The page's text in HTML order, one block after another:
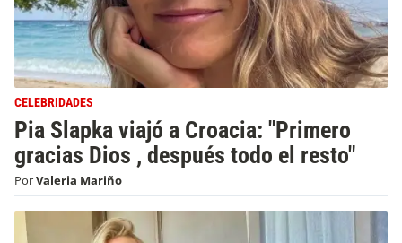
CELEBRIDADES
Pia Slapka viajó a Croacia: "Primero
gracias Dios , después todo el resto"
PorValeria Mariño